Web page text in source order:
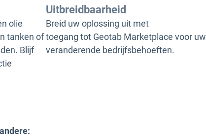
olie
tanken of
Blijf
Uitbreidbaarheid
Breid uw oplossing uit met
toegang tot Geotab Marketplace voor uw
veranderende bedrijfsbehoeften.